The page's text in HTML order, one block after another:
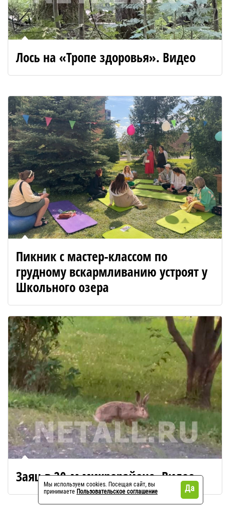
Лось на «Тропе здоровья». Видео
Пикник с мастер-классом по
грудному вскармливанию устроят у
Школьного озера
Заяц в 20-м микрорайоне. Видео
Мы используем cookies. Посещая сайт, вы
принимаете Пользовательское соглашение Да